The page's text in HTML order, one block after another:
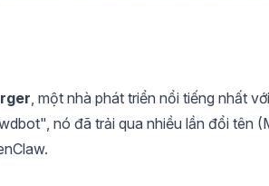
, một nhà phát triển nổi tiếng nhất
nó đã trải qua nhiều lần đổi tên